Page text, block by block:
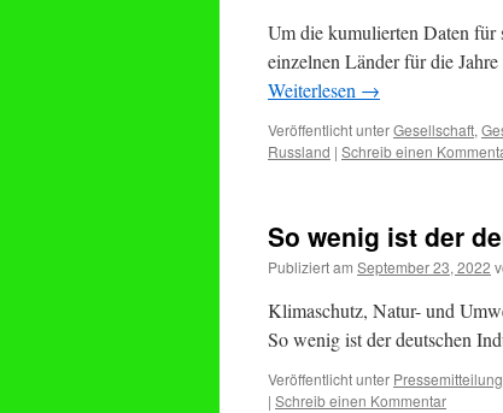
Um die kumulierten Daten für
einzelnen Länder für die
Weiterlesen →
Veröffentlicht unterGesellschaft,
Russland | Schreib einen
So wenig ist der
Publiziert am September 23, 2022
Klimaschutz, Natur- und
So wenig ist der deutschen
Veröffentlicht unter
| Schreib einen Kommentar